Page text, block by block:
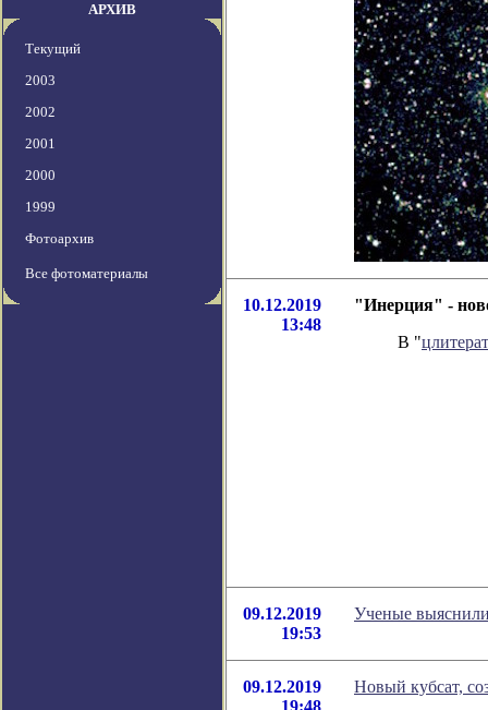
АРХИВ
Текущий
2003
2002
2001
2000
1999
Фотоархив
Все фотоматериалы
10.12.2019
13:48
"Инерция" -
В "
09.12.2019
19:53
Ученые
09.12.2019
Новый кубсат,